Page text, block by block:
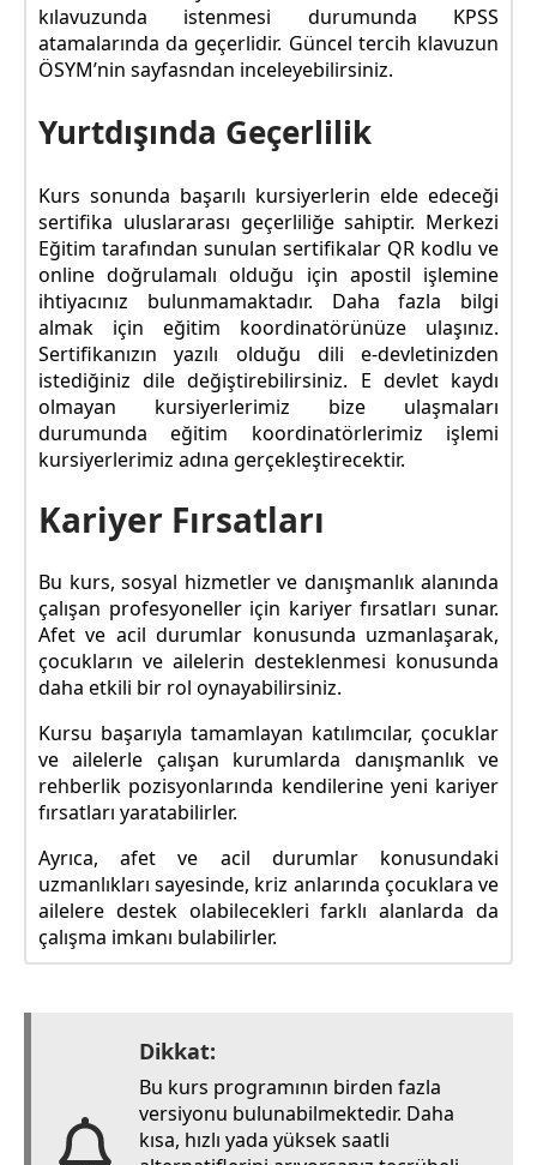
kılavuzunda istenmesi durumunda KPSS
atamalarında da geçerlidir. Güncel tercih klavuzun
ÖSYM’nin sayfasndan inceleyebilirsiniz.
Yurtdışında Geçerlilik
Kurs sonunda başarılı kursiyerlerin elde edeceği
sertifika uluslararası geçerliliğe sahiptir. Merkezi
Eğitim tarafından sunulan sertifikalar QR kodlu ve
online doğrulamalı olduğu için apostil işlemine
ihtiyacınız bulunmamaktadır. Daha fazla bilgi
almak için eğitim koordinatörünüze ulaşınız.
Sertifikanızın yazılı olduğu dili e-devletinizden
istediğiniz dile değiştirebilirsiniz. E devlet kaydı
olmayan kursiyerlerimiz bize ulaşmaları
durumunda eğitim koordinatörlerimiz işlemi
kursiyerlerimiz adına gerçekleştirecektir.
Kariyer Fırsatları
Bu kurs, sosyal hizmetler ve danışmanlık alanında
çalışan profesyoneller için kariyer fırsatları sunar.
Afet ve acil durumlar konusunda uzmanlaşarak,
çocukların ve ailelerin desteklenmesi konusunda
daha etkili bir rol oynayabilirsiniz.
Kursu başarıyla tamamlayan katılımcılar, çocuklar
ve ailelerle çalışan kurumlarda danışmanlık ve
rehberlik pozisyonlarında kendilerine yeni kariyer
fırsatları yaratabilirler.
Ayrıca, afet ve acil durumlar konusundaki
uzmanlıkları sayesinde, kriz anlarında çocuklara ve
ailelere destek olabilecekleri farklı alanlarda da
çalışma imkanı bulabilirler.
Dikkat:
Bu kurs programının birden fazla
versiyonu bulunabilmektedir. Daha
kısa, hızlı yada yüksek saatli